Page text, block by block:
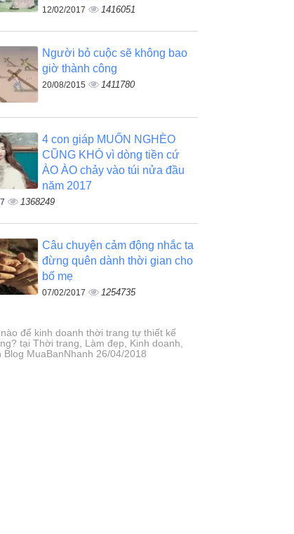
12/02/2017 1416051
Người bỏ cuộc sẽ không bao
giờ thành công
20/08/2015 1411780
4 con giáp MUỐN NGHÈO
CŨNG KHÓ vì dòng tiền cứ
ÀO ÀO chảy vào túi nửa đầu
năm 2017
1368249
Câu chuyện cảm động nhắc ta
đừng quên dành thời gian cho
bố mẹ
07/02/2017 1254735
để kinh doanh thời trang tự thiết kế
tại Thời trang, Làm đẹp, Kinh doanh,
Blog MuaBanNhanh 26/04/2018